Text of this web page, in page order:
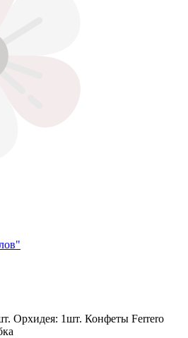
Орхидея: 1шт. Конфеты Ferrero